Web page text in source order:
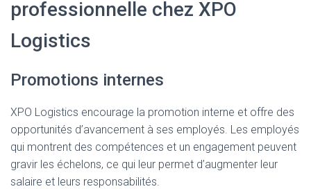
professionnelle chez XPO
Logistics
Promotions internes
XPO Logistics encourage la promotion interne et offre des
opportunités d’avancement à ses employés. Les employés
qui montrent des compétences et un engagement peuvent
gravir les échelons, ce qui leur permet d’augmenter leur
salaire et leurs responsabilités.